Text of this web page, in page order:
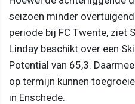
seizoen minder
periode bij FC Twente, ziet
Linday beschikt over een
Potential van 65,3.
op termijn kunnen
in Enschede.